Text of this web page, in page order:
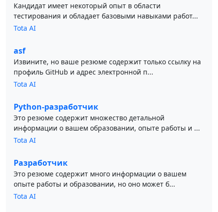
Кандидат имеет некоторый опыт в области
тестирования и обладает базовыми навыками работ...
Tota AI
asf
Извините, но ваше резюме содержит только ссылку на
профиль GitHub и адрес электронной п...
Tota AI
Python-разработчик
Это резюме содержит множество детальной
информации о вашем образовании, опыте работы и ...
Tota AI
Разработчик
Это резюме содержит много информации о вашем
опыте работы и образовании, но оно может б...
Tota AI